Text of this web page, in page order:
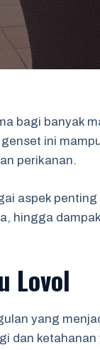
bagi banyak
ini
perikanan.
aspek
hingga
Lovol
yang
dan